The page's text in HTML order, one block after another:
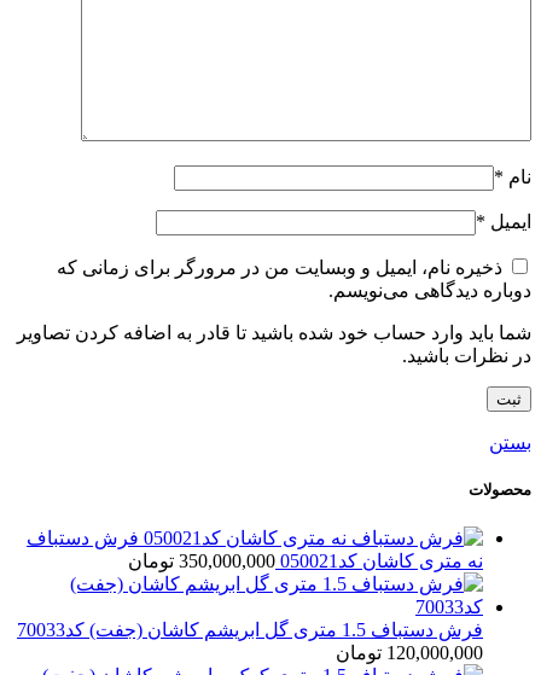
نام *
ایمیل *
ذخیره نام، ایمیل و وبسایت من در مرورگر برای زمانی که
دوباره دیدگاهی می‌نویسم.
شما باید وارد حساب خود شده باشید تا قادر به اضافه کردن تصاویر
در نظرات باشید.
بستن
محصولات
فرش دستباف
نه متری کاشان کد050021
350,000,000 تومان
فرش دستباف 1.5 متری گل ابریشم کاشان (جفت) کد70033
120,000,000 تومان